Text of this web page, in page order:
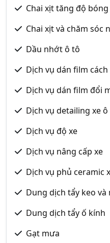
Chai xịt tăng độ
Chai xịt và chăm sóc
Dầu nhớt ô tô
Dịch vụ dán film
Dịch vụ dán film đổi
Dịch vụ detailing xe
Dịch vụ độ xe
Dịch vụ nâng cấp xe
Dịch vụ phủ ceramic
Dung dịch tẩy keo
Dung dịch tẩy ố kính
Gạt mưa